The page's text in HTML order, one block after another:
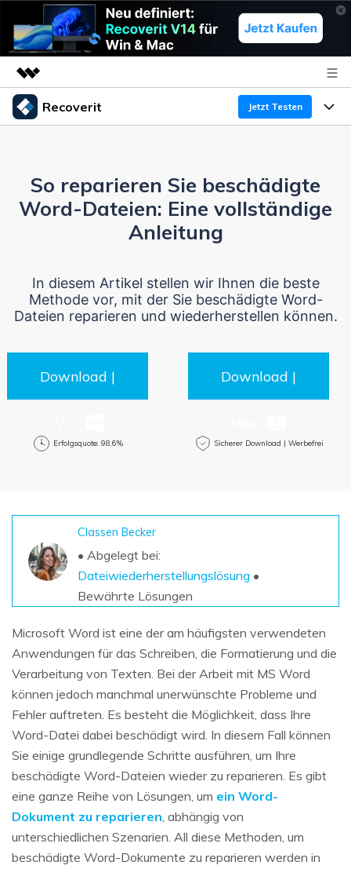
Top-Produkte
Überblick
Lösungen
Über uns
Support
Recoverit Jetzt Testen
Recoverit für Windows
Ein führendes Tool zur Datenrettung für Windows
wiederherstellen
wiederherstellen
Kostenlos Testen
Weitere Produkte
Repairit - Datenreparatur
UBackit - Datensicherung
Funktionen
Wiederherstellung von Laufwerken
Exklusive Wiederherstellungsl?sungen Neu
Dokumente wiederherstellen
ALLE FUNKTIONEN ENTDECKEN
Experte für Datenrettung
Aktuelles Thema
Guide
DOWNLOAD Sign In
So reparieren Sie beschädigte
Word-Dateien: Eine vollständige
Anleitung
In diesem Artikel stellen wir Ihnen die beste
Methode vor, mit der Sie beschädigte Word-
Dateien reparieren und wiederherstellen können.
Download |
Erfolgsquote: 98,6%
Download |
Sicherer Download | Werbefrei
Classen Becker
• Abgelegt bei:
Dateiwiederherstellungslösung •
Bewährte Lösungen
Microsoft Word ist eine der am häufigsten verwendeten
Anwendungen für das Schreiben, die Formatierung und die
Verarbeitung von Texten. Bei der Arbeit mit MS Word
können jedoch manchmal unerwünschte Probleme und
Fehler auftreten. Es besteht die Möglichkeit, dass Ihre
Word-Datei dabei beschädigt wird. In diesem Fall können
Sie einige grundlegende Schritte ausführen, um Ihre
beschädigte Word-Dateien wieder zu reparieren. Es gibt
eine ganze Reihe von Lösungen, um ein Word-
Dokument zu reparieren , abhängig von
unterschiedlichen Szenarien. All diese Methoden, um
beschädigte Word-Dokumente zu reparieren werden in